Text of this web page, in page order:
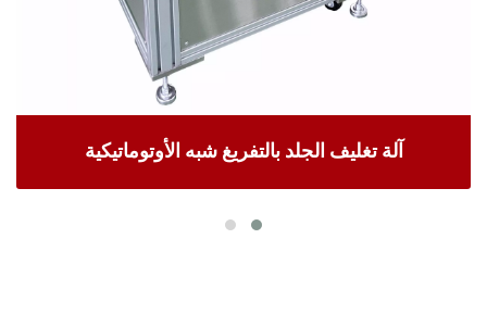
آلة تغليف الجلد بالتفريغ شبه الأوتوماتيكية